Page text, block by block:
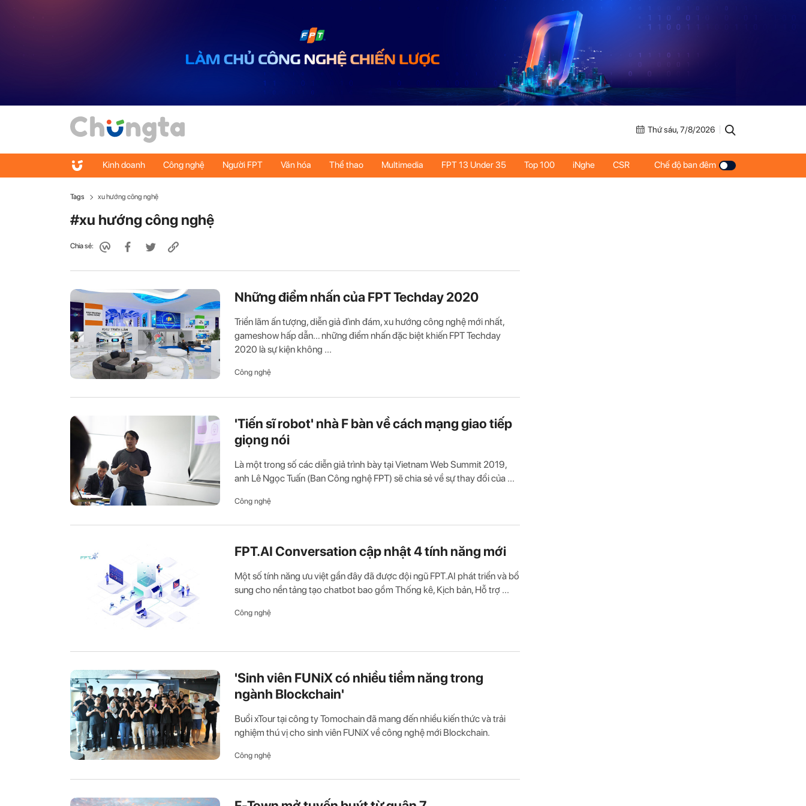
Thứ sáu, 7/8/2026
Kinh doanh Công nghệ Người FPT Văn hóa Thể thao Multimedia FPT 13 Under 35 Top 100 iNghe CSR Chế độ ban đêm
Tags xu hướng công nghệ
#xu hướng công nghệ
Chia sẻ:
Những điểm nhấn của FPT Techday 2020
Triển lãm ấn tượng, diễn giả đình đám, xu hướng công nghệ mới nhất,
gameshow hấp dẫn… những điểm nhấn đặc biệt khiến FPT Techday
2020 là sự kiện không ...
Công nghệ
'Tiến sĩ robot' nhà F bàn về cách mạng giao tiếp
giọng nói
Là một trong số các diễn giả trình bày tại Vietnam Web Summit 2019,
anh Lê Ngọc Tuấn (Ban Công nghệ FPT) sẽ chia sẻ về sự thay đổi của ...
Công nghệ
FPT.AI Conversation cập nhật 4 tính năng mới
Một số tính năng ưu việt gần đây đã được đội ngũ FPT.AI phát triển và bổ
sung cho nền tảng tạo chatbot bao gồm Thống kê, Kịch bản, Hỗ trợ ...
Công nghệ
'Sinh viên FUNiX có nhiều tiềm năng trong
ngành Blockchain'
Buổi xTour tại công ty Tomochain đã mang đến nhiều kiến thức và trải
nghiệm thú vị cho sinh viên FUNiX về công nghệ mới Blockchain.
Công nghệ